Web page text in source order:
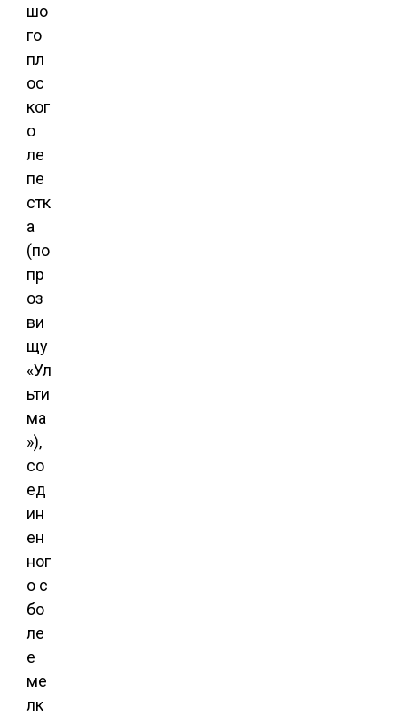
шо
го
пл
ос
ког
о
ле
пе
стк
а
(по
пр
оз
ви
щу
«Ул
ьти
ма
»),
со
ед
ин
ен
ног
о с
бо
ле
е
ме
лк